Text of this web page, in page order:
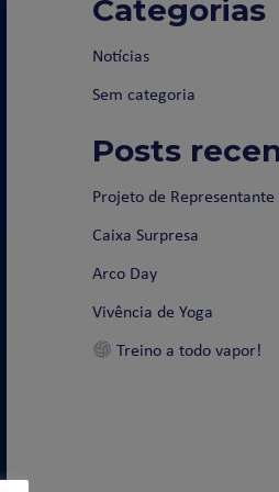
Categorias
Notícias
Sem categoria
Posts
Projeto de Representante
Caixa Surpresa
Arco Day
Vivência de Yoga
Treino a todo vapor!